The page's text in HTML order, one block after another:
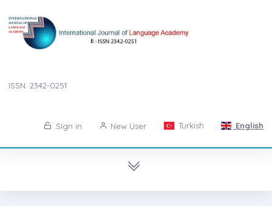
ISSN: 2342-0251
Sign in New User Turkish English